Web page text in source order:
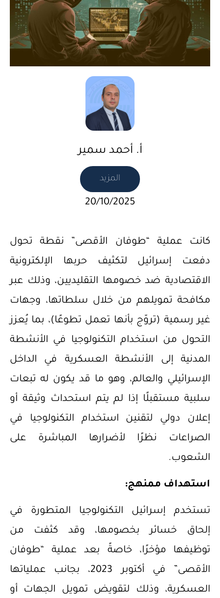
أ. أحمد سمير
المزيد
20/10/2025
كانت عملية “طوفان الأقصى” نقطة تحول
دفعت إسرائيل لتكثيف حربها الإلكترونية
الاقتصادية ضد خصومها التقليديين، وذلك عبر
مكافحة تمويلهم من خلال سلطاتها، وجهات
غير رسمية (تروّج بأنها تعمل تطوعًا)، بما يُعزز
التحول من استخدام التكنولوجيا في الأنشطة
المدنية إلى الأنشطة العسكرية في الداخل
الإسرائيلي والعالم، وهو ما قد يكون له تبعات
سلبية مستقبلًا إذا لم يتم استحداث وثيقة أو
إعلان دولي لتقنين استخدام التكنولوجيا في
الصراعات نظرًا لأضرارها المباشرة على
الشعوب.
استهداف ممنهج:
تستخدم إسرائيل التكنولوجيا المتطورة في
إلحاق خسائر بخصومها، وقد كثفت من
توظيفها مؤخرًا، خاصةً بعد عملية “طوفان
الأقصى” في أكتوبر 2023، بجانب عملياتها
العسكرية، وذلك لتقويض تمويل الجهات أو